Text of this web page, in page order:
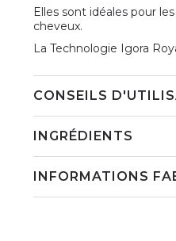
Elles sont idéales pour
cheveux.
La Technologie Igora
CONSEILS
INGRÉDIENTS
INFORMATIONS